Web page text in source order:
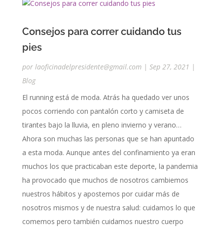
Consejos para correr cuidando tus
pies
por laoficinadelpresidente@gmail.com| Sep 27, 2021 |
Blog
El running está de moda. Atrás ha quedado ver unos
pocos corriendo con pantalón corto y camiseta de
tirantes bajo la lluvia, en pleno invierno y verano…
Ahora son muchas las personas que se han apuntado
a esta moda. Aunque antes del confinamiento ya eran
muchos los que practicaban este deporte, la pandemia
ha provocado que muchos de nosotros cambiemos
nuestros hábitos y apostemos por cuidar más de
nosotros mismos y de nuestra salud: cuidamos lo que
comemos pero también cuidamos nuestro cuerpo